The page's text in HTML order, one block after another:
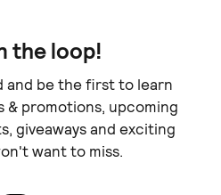
the loop!
and be the first to learn
& promotions, upcoming
giveaways and exciting
want to miss.